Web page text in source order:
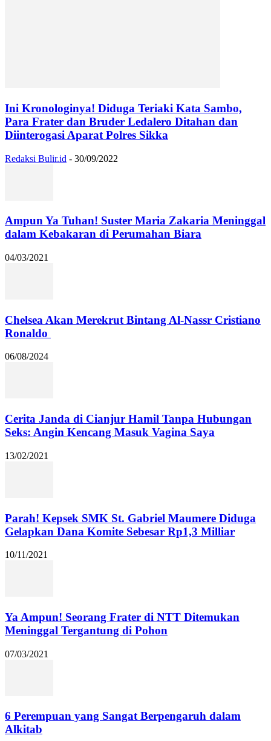
Ini Kronologinya! Diduga Teriaki Kata Sambo,
Para Frater dan Bruder Ledalero Ditahan dan
Diinterogasi Aparat Polres Sikka
Redaksi Bulir.id - 30/09/2022
Ampun Ya Tuhan! Suster Maria Zakaria Meninggal
dalam Kebakaran di Perumahan Biara
04/03/2021
Chelsea Akan Merekrut Bintang Al-Nassr Cristiano
Ronaldo
06/08/2024
Cerita Janda di Cianjur Hamil Tanpa Hubungan
Seks: Angin Kencang Masuk Vagina Saya
13/02/2021
Parah! Kepsek SMK St. Gabriel Maumere Diduga
Gelapkan Dana Komite Sebesar Rp1,3 Milliar
10/11/2021
Ya Ampun! Seorang Frater di NTT Ditemukan
Meninggal Tergantung di Pohon
07/03/2021
6 Perempuan yang Sangat Berpengaruh dalam
Alkitab